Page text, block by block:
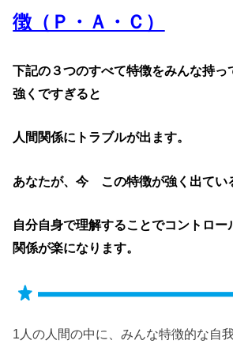
徴（Ｐ・Ａ・Ｃ）
下記の３つのすべて特徴をみんな持っ
強くですぎると
人間関係にトラブルが出ます。
あなたが、今 この特徴が強く出てい
自分自身で理解することでコントロー
関係が楽になります。
1人の人間の中に、みんな特徴的な自